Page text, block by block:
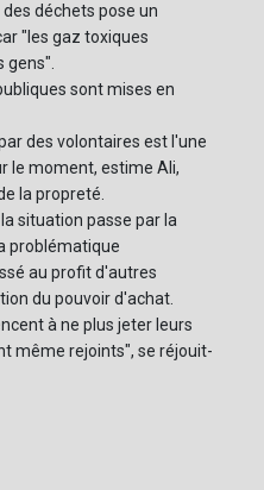
déchets pose un
"les gaz toxiques
gens".
sont mises en
des volontaires est l'une
le moment, estime Ali,
la propreté.
situation passe par la
problématique
au profit d'autres
du pouvoir d'achat.
à ne plus jeter leurs
même rejoints", se réjouit-